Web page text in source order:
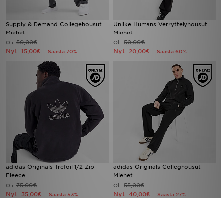
Supply & Demand Collegehousut
Miehet
Oli50,00€
Nyt 15,00€ Säästä 70%
Unlike Humans Verryttelyhousut
Miehet
Oli50,00€
Nyt 20,00€ Säästä 60%
adidas Originals Trefoil 1/2 Zip
Fleece
Oli75,00€
Nyt 35,00€ Säästä 53%
adidas Originals Colleghousut
Miehet
Oli55,00€
Nyt 40,00€ Säästä 27%